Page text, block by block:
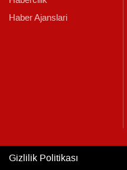
Haber Ajanslari
Gizlilik Politikası